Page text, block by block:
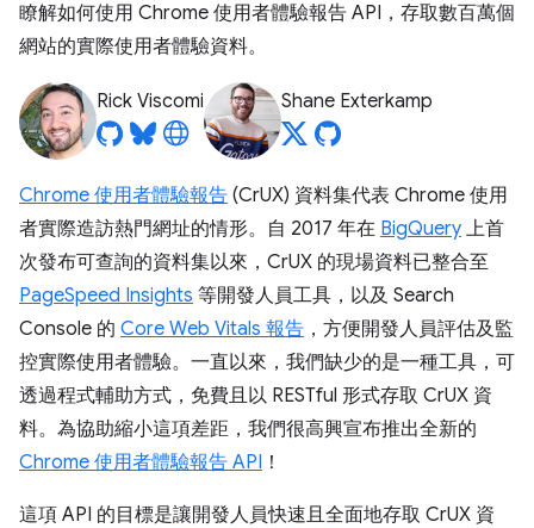
瞭解如何使用 Chrome 使用者體驗報告 API，存取數百萬個
網站的實際使用者體驗資料。
Rick Viscomi Shane Exterkamp
Chrome 使用者體驗報告 (CrUX) 資料集代表 Chrome 使用
者實際造訪熱門網址的情形。自 2017 年在 BigQuery 上首
次發布可查詢的資料集以來，CrUX 的現場資料已整合至
PageSpeed Insights 等開發人員工具，以及 Search
Console 的 Core Web Vitals 報告 ，方便開發人員評估及監
控實際使用者體驗。一直以來，我們缺少的是一種工具，可
透過程式輔助方式，免費且以 RESTful 形式存取 CrUX 資
料。為協助縮小這項差距，我們很高興宣布推出全新的
Chrome 使用者體驗報告 API ！
這項 API 的目標是讓開發人員快速且全面地存取 CrUX 資